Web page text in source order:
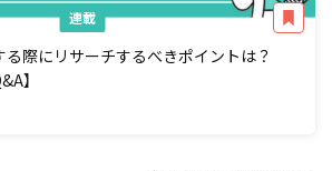
連載
際にリサーチするべきポイントは？
】